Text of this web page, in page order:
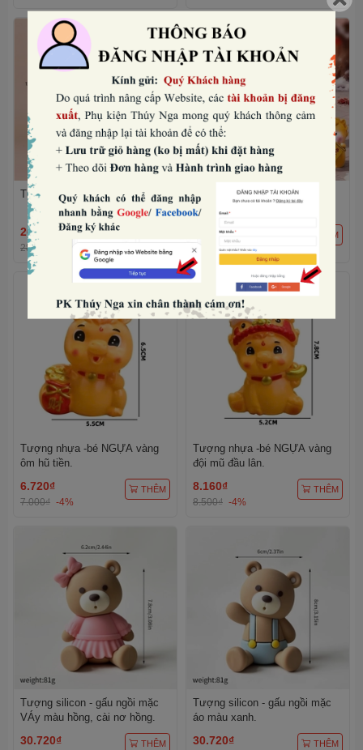
Tượng ngựa có cánh-TRẮNG.
26.880₫
28.000₫
Set nhựa đặc- 5 tượng bé
ngựa vàng mini mix mẫu.
30.720₫
32.000₫ -4%
THÊM
Tượng nhựa -bé NGỰA vàng
ôm hũ tiền.
6.720₫
7.000₫ -4%
THÊM
Tượng nhựa -bé NGỰA vàng
đội mũ đầu lân.
8.160₫
8.500₫ -4%
THÊM
Tượng silicon - gấu ngồi mặc
VÁy màu hồng, cài nơ hồng.
30.720₫ THÊM
Tượng silicon - gấu ngồi mặc
áo màu xanh.
30.720₫ THÊM